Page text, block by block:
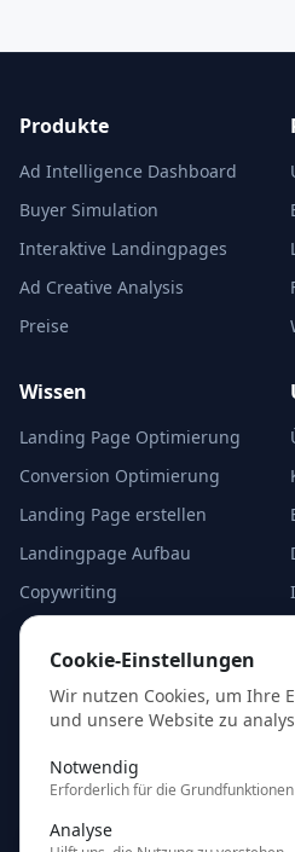
Produkte
Ad Intelligence Dashboard
Buyer Simulation
Interaktive Landingpages
Ad Creative Analysis
Preise
Wissen
Landing Page Optimierung
Conversion Optimierung
Landing Page erstellen
Landingpage Aufbau
Copywriting
A/B-Test Alternativen
Analyse starten
eurer Google Ads — kein
Account-Zugang nötig.
Ads analysieren
Cookie-Einstellungen
Wir nutzen Cookies, um Ihre
und unsere Website zu
Notwendig
Erforderlich für die Grundfunktionen
Analyse